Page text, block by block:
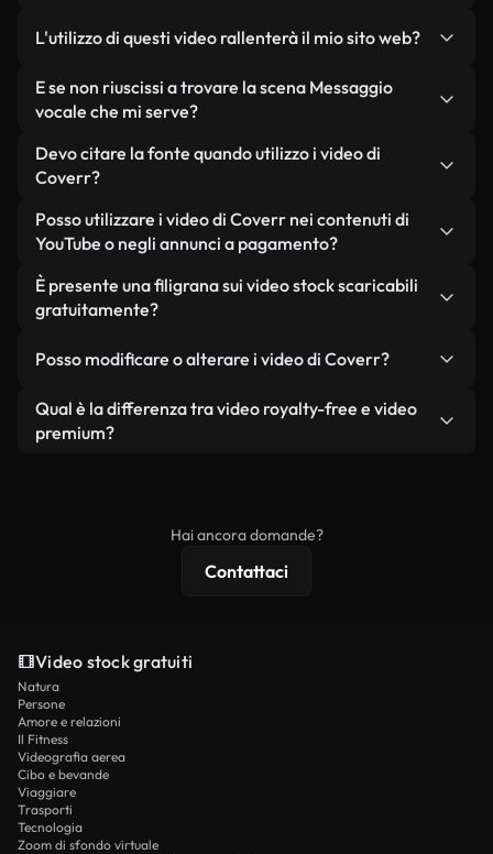
da filmati reali, girati da persone, relativi a
Messaggio vocale, e da video generati
dall'intelligenza artificiale. Ogni video è
stai utilizzando.
L'utilizzo di questi video rallenterà il mio sito web?
Non se scegli le nostre versioni ottimizzate.
Offriamo formati leggeri e pronti per il web,
mantengono alta la qualità, riducono al minimo i
tempi di caricamento e migliorano parametri
come LCP.
E se non riuscissi a trovare la scena Messaggio
vocale che mi serve?
Puoi crearne uno all'istante utilizzando Coverr AI
Studio. Ti basta descrivere la scena, ad esempio
genererà in pochi secondi un video personalizzato
in conformità con i nostri standard di licenza.
Devo citare la fonte quando utilizzo i video di
Coverr?
Non è richiesto alcun riconoscimento dell'autore.
Tutti i video presenti nella nostra libreria sono
senza citare il creatore, sebbene sia sempre
gradito.
Posso utilizzare i video di Coverr nei contenuti di
YouTube o negli annunci a pagamento?
Sì. Tutti i filmati di Coverr possono essere utilizzati
in video monetizzati su YouTube, promozioni sui
condizione che non si rivendano o ridistribuiscano
È presente una filigrana sui video stock scaricabili
gratuitamente?
reali o generati dall'intelligenza artificiale, include
filigrane. Avrai a disposizione filmati puliti e pronti
all'uso.
Posso modificare o alterare i video di Coverr?
Sì. Siete liberi di tagliare, ritagliare o remixare i
nostri video. Assicuratevi solo che il prodotto
Qual è la differenza tra video royalty-free e video
premium?
Hai ancora domande?
Contattaci
Video stock gratuiti
Natura
Persone
Amore e relazioni
Il Fitness
Videografia aerea
Cibo e bevande
Viaggiare
Trasporti
Tecnologia
Zoom di sfondo virtuale